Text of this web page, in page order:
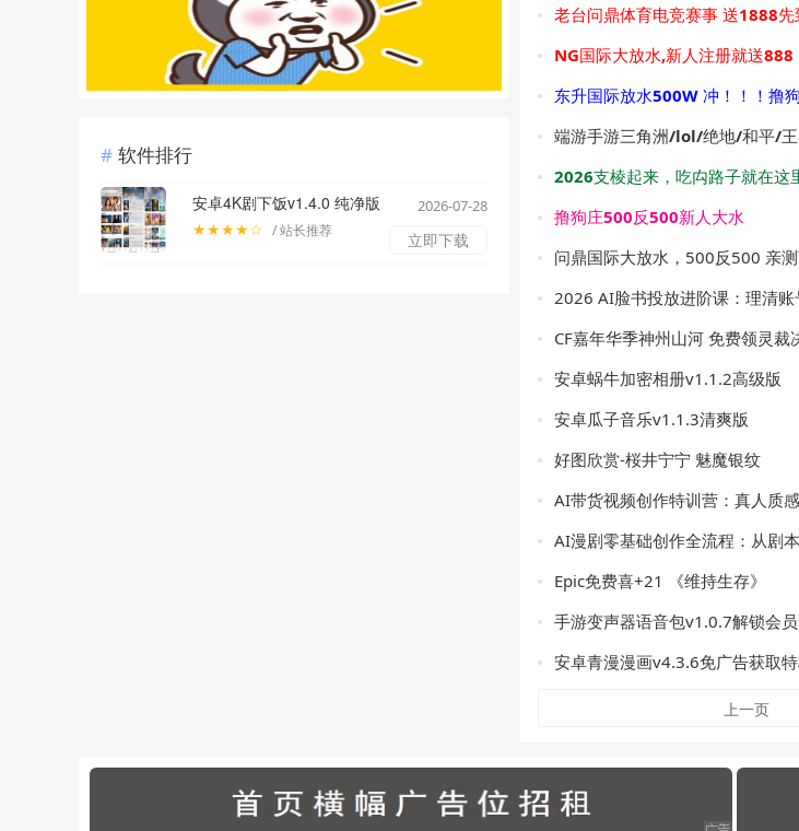
软件排行
安卓4K剧下饭v1.4.0 纯净版
★★★★☆ / 站长推荐
2026-07-28
立即下载
老台问鼎体育电竞赛事 送1888先
NG国际大放水,新人注册就送888
东升国际放水500W 冲！！！撸狗庄
端游手游三角洲/lol/绝地/和平/
2026支棱起来，吃禸路子就在这
撸狗庄500反500新人大水
问鼎国际大放水，500反500 亲
2026 AI脸书投放进阶课：理清账号体系搭建逻辑，用AI重构广
CF嘉年华季神州山河 免费领灵裁决
安卓蜗牛加密相册v1.1.2高级版
安卓瓜子音乐v1.1.3清爽版
好图欣赏-桜井宁宁 魅魔银纹
AI带货视频创作特训营：真人质感视频生成教程，多品类带货
AI漫剧零基础创作全流程：从剧本创作到分镜剪辑，全套提示
Epic免费喜+21 《维持生存》
手游变声器语音包v1.0.7解锁会
安卓青漫漫画v4.3.6免广告获取特权
上一页